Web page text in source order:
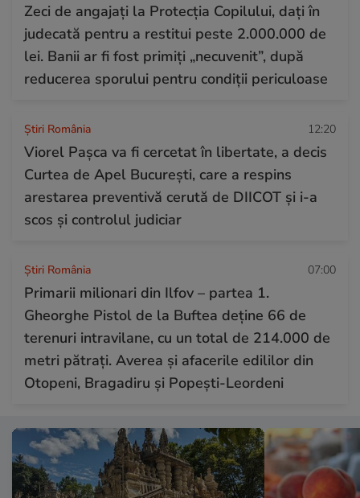
Zeci de angajați la Protecția Copilului, dați în
judecată pentru a restitui peste 2.000.000 de
lei. Banii ar fi fost primiți „necuvenit”, după
reducerea sporului pentru condiții periculoase
Știri România 12:20
Viorel Pașca va fi cercetat în libertate, a decis
Curtea de Apel București, care a respins
arestarea preventivă cerută de DIICOT și i-a
scos și controlul judiciar
Știri România 07:00
Primarii milionari din Ilfov – partea 1.
Gheorghe Pistol de la Buftea deține 66 de
terenuri intravilane, cu un total de 214.000 de
metri pătrați. Averea și afacerile edililor din
Otopeni, Bragadiru și Popești-Leordeni